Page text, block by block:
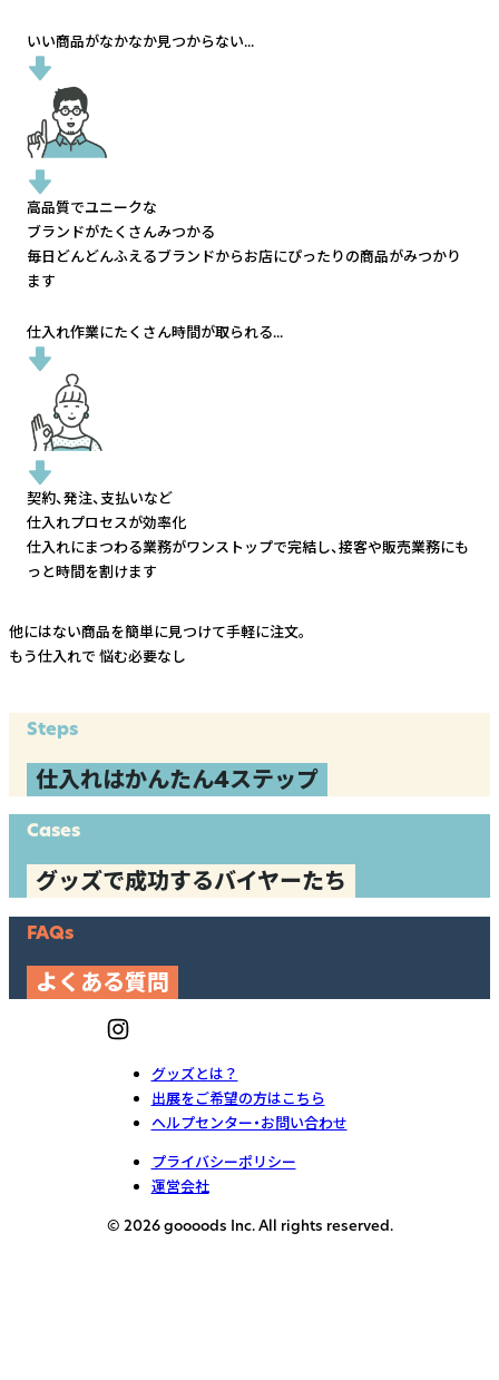
いい商品がなかなか見つからない...
高品質でユニークな
ブランドがたくさんみつかる
毎日どんどんふえるブランドからお店にぴったりの商品がみつかり
ます
仕入れ作業にたくさん時間が取られる...
契約、発注、支払いなど
仕入れプロセスが効率化
仕入れにまつわる業務がワンストップで完結し、接客や販売業務にも
っと時間を割けます
他にはない商品を簡単に見つけて手軽に注文。
もう仕入れで 悩む必要なし
Steps
仕入れはかんたん4ステップ
Cases
グッズで成功するバイヤーたち
FAQs
よくある質問
グッズとは？
出展をご希望の方はこちら
ヘルプセンター・お問い合わせ
プライバシーポリシー
運営会社
© 2026 goooods Inc. All rights reserved.